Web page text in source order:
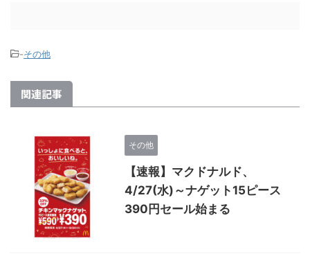
-その他
関連記事
その他
【速報】マクドナルド、
4/27(水)～ナゲット15ピース
390円セール始まる